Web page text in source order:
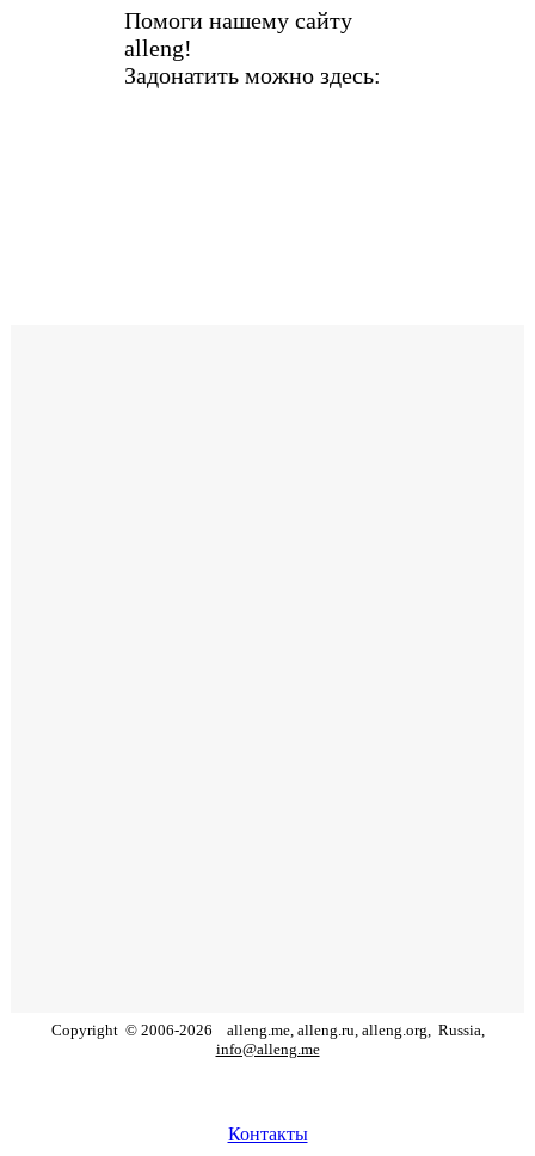
Помоги нашему сайту
alleng!
Задонатить можно здесь:
Copyright © 2006-2026 alleng.me, alleng.ru, alleng.org, Russia,
info@alleng.me
Контакты